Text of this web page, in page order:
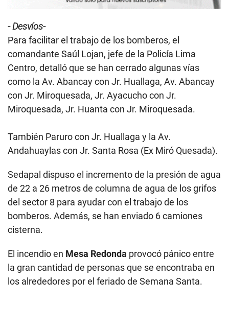
- Desvíos-
Para facilitar el trabajo de los bomberos, el
comandante Saúl Lojan, jefe de la Policía Lima
Centro, detalló que se han cerrado algunas vías
como la Av. Abancay con Jr. Huallaga, Av. Abancay
con Jr. Miroquesada, Jr. Ayacucho con Jr.
Miroquesada, Jr. Huanta con Jr. Miroquesada.
También Paruro con Jr. Huallaga y la Av.
Andahuaylas con Jr. Santa Rosa (Ex Miró Quesada).
Sedapal dispuso el incremento de la presión de agua
de 22 a 26 metros de columna de agua de los grifos
del sector 8 para ayudar con el trabajo de los
bomberos. Además, se han enviado 6 camiones
cisterna.
El incendio en Mesa Redonda provocó pánico entre
la gran cantidad de personas que se encontraba en
los alrededores por el feriado de Semana Santa.